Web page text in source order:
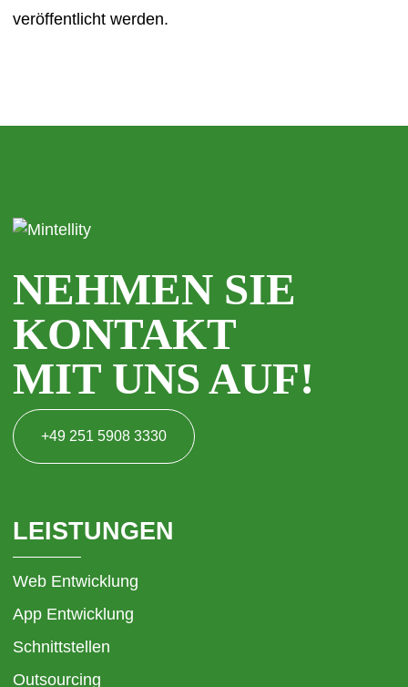
veröffentlicht werden.
NEHMEN SIE
KONTAKT
MIT UNS AUF!
+49 251 5908 3330
LEISTUNGEN
Web Entwicklung
App Entwicklung
Schnittstellen
Outsourcing